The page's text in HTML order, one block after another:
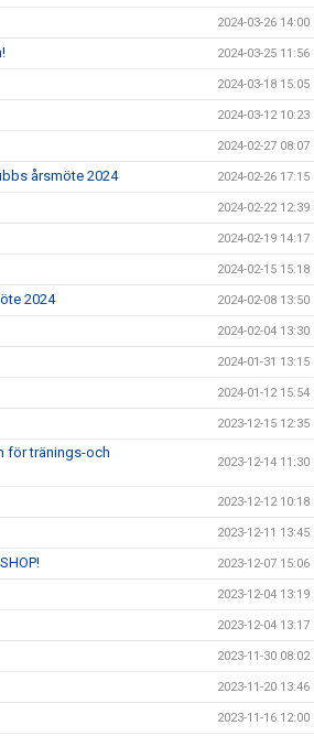
2024-03-26 14:00
2024-03-25 11:56
2024-03-18 15:05
2024-03-12 10:23
2024-02-27 08:07
årsmöte 2024 2024-02-26 17:15
2024-02-22 12:39
2024-02-19 14:17
2024-02-15 15:18
2024 2024-02-08 13:50
2024-02-04 13:30
2024-01-31 13:15
2024-01-12 15:54
2023-12-15 12:35
för tränings-och
2023-12-14 11:30
2023-12-12 10:18
2023-12-11 13:45
2023-12-07 15:06
2023-12-04 13:19
2023-12-04 13:17
2023-11-30 08:02
2023-11-20 13:46
2023-11-16 12:00